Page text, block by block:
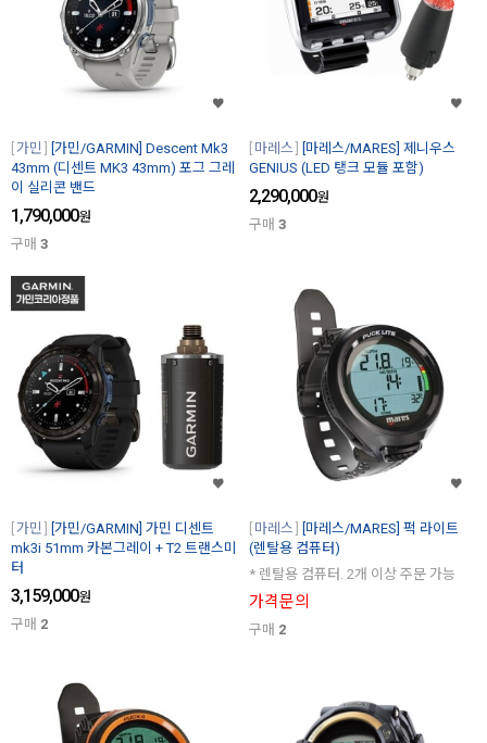
가민
[가민/GARMIN] Descent Mk3
43mm (디센트 MK3 43mm) 포그 그레
이 실리콘 밴드
1,790,000원
구매 3
마레스
[마레스/MARES] 제니우스
GENIUS (LED 탱크 모듈 포함)
2,290,000원
구매 3
가민
[가민/GARMIN] 가민 디센트
mk3i 51mm 카본그레이 + T2 트랜스미
터
3,159,000원
구매 2
마레스
[마레스/MARES] 퍽 라이트
(렌탈용 컴퓨터)
* 렌탈용 컴퓨터. 2개 이상 주문 가능
가격문의
구매 2